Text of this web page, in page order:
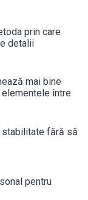
prin care
detalii
mai bine
între
fără să
pentru